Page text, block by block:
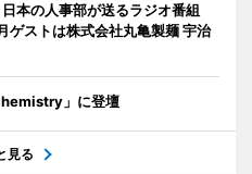
本の人事部が送るラジオ番組
ゲストは株式会社丸亀製麺 宇治
」に登壇
見る